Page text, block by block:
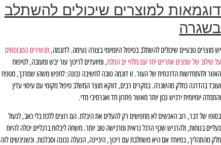
דוגמאות למוצרים שיכולים להשתלב
בשגרה
יש מוצרים טבעיים שיכולים להשתלב בטיפול היומיומי בצורה נעימה. לדוגמה, תכשירים המבוססים
על שילוב של שמנים אתריים יחד עם מלחי ים המלח, ומיועדים לריכוך עור יבש ומעובה, לטיפוח
האזור ולהתחדשות הדרגתית של העור. זו דוגמה טובה לחשיבה נכונה: לחפש משהו שמרכך, מטפח
ועובד בהדרגה כחלק מהשגרה. במקרים רבים, דווקא מוצר המשלב טיפול מקומי עם עיסוי עדין
והתמדה יומיומית ירגיש נכון יותר מאשר פתרון חד ואגרסיבי מדי.
בסופו של דבר, רוב האנשים לא מחפשים רק להעלים את היבלת. הם רוצים ללכת בלי כאב, לנעול
נעליים בנוחות, ולהרגיש שכף הרגל נראית ומרגישה טוב יותר. משחה ליבלות ברגליים יכולה להיות
חלק מהתהליך, במיוחד אם היא משתלבת עם ריכוך, היגיינה, הנעלה נכונה וסבלנות. וכשניגשים לזה